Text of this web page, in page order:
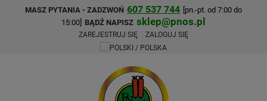
MASZ PYTANIA - ZADZWOŃ 607 537 744 [pn.-pt. od 7:00 do
15:00] BĄDŹ NAPISZ sklep@pnos.pl
ZAREJESTRUJ SIĘ ZALOGUJ SIĘ